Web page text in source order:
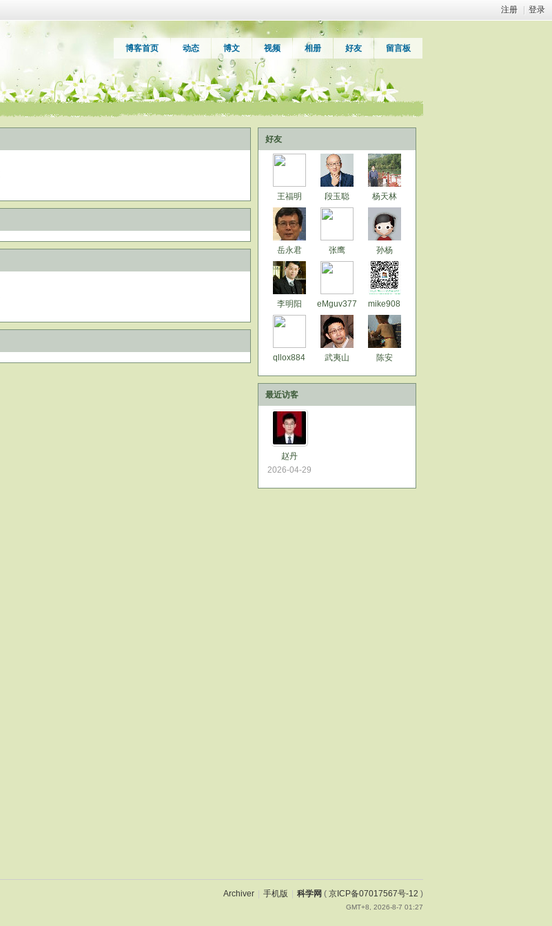
注册 登录
博客首页 动态 博文 视频 相册 好友 留言板
好友
王福明 段玉聪 杨天林
岳永君 张鹰 孙杨
李明阳 eMguv377 mike908
qllox884 武夷山 陈安
最近访客
赵丹
2026-04-29
Archiver 手机版 科学网 ( 京ICP备07017567号-12 )
GMT+8, 2026-8-7 01:27